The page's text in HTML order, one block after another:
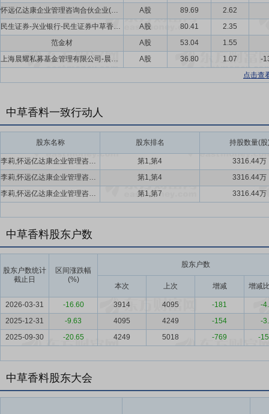
怀远亿达康企业管理咨询合伙企业(有限合伙)
A股 89.69
2.62
民生证券-兴业银行-民生证券中草香料战略配售1号集合资产管理计划
A股 80.41
2.35
范金材
A股 53.04
1.55
上海晨耀私募基金管理有限公司-晨鸣7号私募证券投资基金
A股 36.80 1.07
-
点击查
中草香料一致行动人
股东名称 股东排名 持股数量(股
李莉,怀远亿达康企业管理咨询合伙企业(有限合伙) 第1,第4
3316.44万
李莉,怀远亿达康企业管理咨询合伙企业(有限合伙)
第1,第4
3316.44万
李莉,怀远亿达康企业管理咨询合伙企业(有限合伙)
第1,第7 3316.44万
中草香料股东户数
股东户数统计
截止日
区间涨跌幅
(%)
股东户数
本次 上次 增减 增减
2026-03-31 -16.60 3914 4095 -181
-
2025-12-31
-9.63 4095 4249 -154
-
2025-09-30
-20.65 4249 5018 -769 -
中草香料股东大会